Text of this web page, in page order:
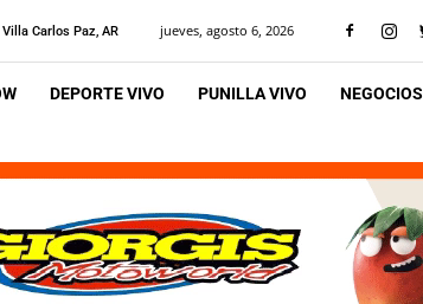
Villa Carlos Paz, AR jueves, agosto 6, 2026
DEPORTE VIVO PUNILLA VIVO NEGOCIOS